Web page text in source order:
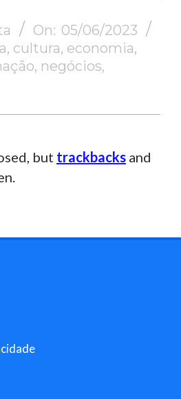
On: 05/06/2023
, cultura, economia,
, negócios,
but trackbacks and